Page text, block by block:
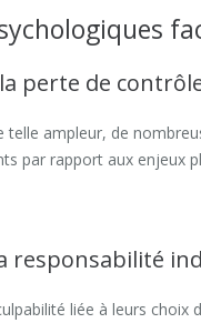
perte de
telle ampleur, de
par rapport aux enjeux
responsabilité
liée à leurs